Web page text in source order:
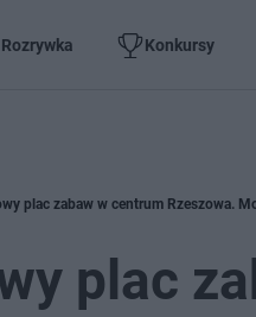
Rozrywka Konkursy
plac zabaw w centrum Rzeszowa.
plac